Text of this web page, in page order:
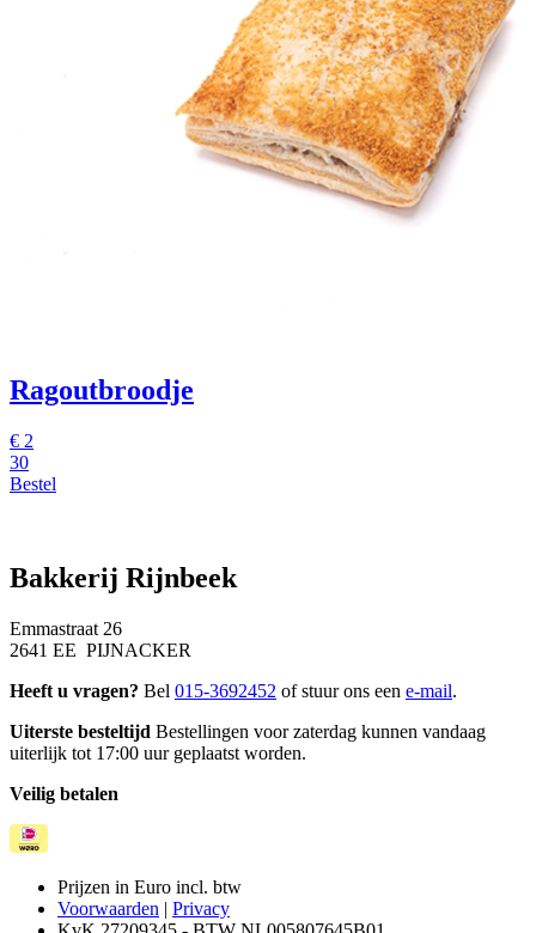
Ragoutbroodje
€ 2
30
Bestel
Bakkerij Rijnbeek
Emmastraat 26
2641 EE PIJNACKER
Heeft u vragen? Bel 015-3692452 of stuur ons een e-mail.
Uiterste besteltijd Bestellingen voor zaterdag kunnen vandaag
uiterlijk tot 17:00 uur geplaatst worden.
Veilig betalen
Prijzen in Euro incl. btw
Voorwaarden | Privacy